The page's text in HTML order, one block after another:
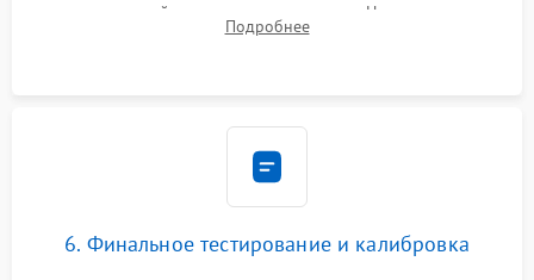
проверкой равномерности зазоров. Нанесение
термостойкого герметика или укладка уплотнительной
Подробнее
6. Финальное тестирование и калибровка